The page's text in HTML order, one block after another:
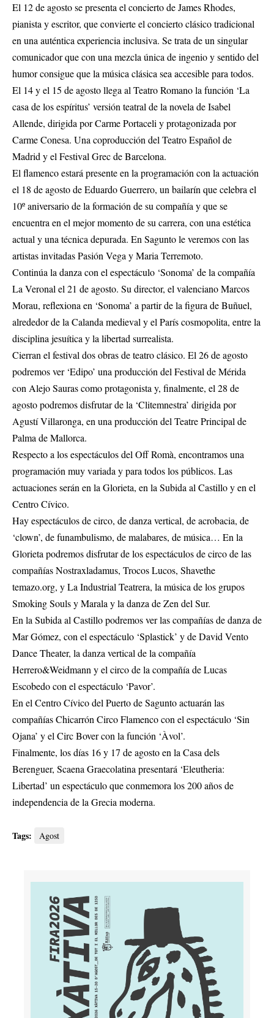
El 12 de agosto se presenta el concierto de James Rhodes,
pianista y escritor, que convierte el concierto clásico tradicional
en una auténtica experiencia inclusiva. Se trata de un singular
comunicador que con una mezcla única de ingenio y sentido del
humor consigue que la música clásica sea accesible para todos.
El 14 y el 15 de agosto llega al Teatro Romano la función ‘La
casa de los espíritus’ versión teatral de la novela de Isabel
Allende, dirigida por Carme Portaceli y protagonizada por
Carme Conesa. Una coproducción del Teatro Español de
Madrid y el Festival Grec de Barcelona.
El flamenco estará presente en la programación con la actuación
el 18 de agosto de Eduardo Guerrero, un bailarín que celebra el
10º aniversario de la formación de su compañía y que se
encuentra en el mejor momento de su carrera, con una estética
actual y una técnica depurada. En Sagunto le veremos con las
artistas invitadas Pasión Vega y Maria Terremoto.
Continúa la danza con el espectáculo ‘Sonoma’ de la compañía
La Veronal el 21 de agosto. Su director, el valenciano Marcos
Morau, reflexiona en ‘Sonoma’ a partir de la figura de Buñuel,
alrededor de la Calanda medieval y el París cosmopolita, entre la
disciplina jesuítica y la libertad surrealista.
Cierran el festival dos obras de teatro clásico. El 26 de agosto
podremos ver ‘Edipo’ una producción del Festival de Mérida
con Alejo Sauras como protagonista y, finalmente, el 28 de
agosto podremos disfrutar de la ‘Clitemnestra’ dirigida por
Agustí Villaronga, en una producción del Teatre Principal de
Palma de Mallorca.
Respecto a los espectáculos del Off Romà, encontramos una
programación muy variada y para todos los públicos. Las
actuaciones serán en la Glorieta, en la Subida al Castillo y en el
Centro Cívico.
Hay espectáculos de circo, de danza vertical, de acrobacia, de
‘clown’, de funambulismo, de malabares, de música… En la
Glorieta podremos disfrutar de los espectáculos de circo de las
compañías Nostraxladamus, Trocos Lucos, Shavethe
temazo.org, y La Industrial Teatrera, la música de los grupos
Smoking Souls y Marala y la danza de Zen del Sur.
En la Subida al Castillo podremos ver las compañías de danza de
Mar Gómez, con el espectáculo ‘Splastick’ y de David Vento
Dance Theater, la danza vertical de la compañía
Herrero&Weidmann y el circo de la compañía de Lucas
Escobedo con el espectáculo ‘Pavor’.
En el Centro Cívico del Puerto de Sagunto actuarán las
compañías Chicarrón Circo Flamenco con el espectáculo ‘Sin
Ojana’ y el Circ Bover con la función ‘Àvol’.
Finalmente, los días 16 y 17 de agosto en la Casa dels
Berenguer, Scaena Graecolatina presentará ‘Eleutheria:
Libertad’ un espectáculo que conmemora los 200 años de
independencia de la Grecia moderna.
Tags: Agost